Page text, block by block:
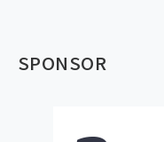
SPONSOR